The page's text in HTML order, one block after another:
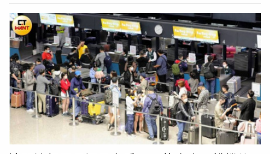
為國1南向高架機場系統-楊梅端、楊梅-頭份、彰化系統-埔
鹽系統，北向圓山-大華系統；國3南向中和-關西、快官-名
間；國5南向南港系統-頭城、北向宜蘭-坪林；國10東向鼎
金系統-燕巢系統、仁武-左營端等路段，其中國5北上路段
可能塞到午夜，建議西部國道南向用路人儘量5時前或12時
後出發；國5南向用路人建議5時前或17時後出發，節省寶
貴時間。此外，明日國道相關疏導措施包括：5-12時封閉國
1埔鹽系統及國5石碇、坪林南向入口；13-18時國5蘇澳、
羅東、宜蘭及頭城之北向入口高乘載管制；單一費率、0-5
時暫停收費、開放路肩、替代道路、匝道儀控等。高公局提